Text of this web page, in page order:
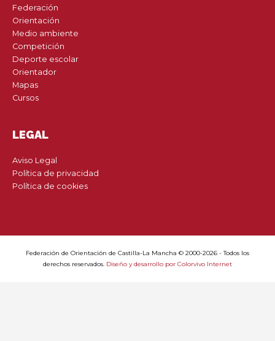
Federación
Orientación
Medio ambiente
Competición
Deporte escolar
Orientador
Mapas
Cursos
LEGAL
Aviso Legal
Política de privacidad
Política de cookies
Federación de Orientación de Castilla-La Mancha © 2000-2026 - Todos los
derechos reservados. Diseño y desarrollo por Colorvivo Internet